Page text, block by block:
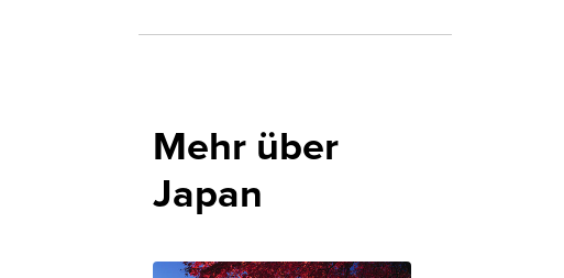
Mehr über
Japan